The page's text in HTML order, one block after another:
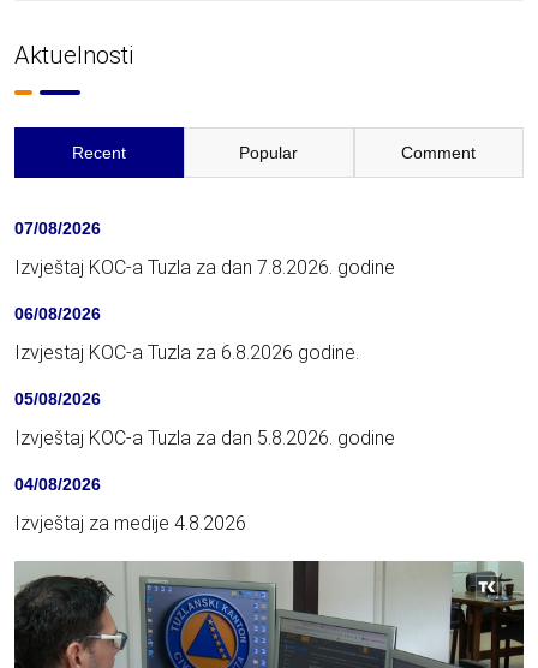
Aktuelnosti
Recent Popular Comment
07/08/2026
Izvještaj KOC-a Tuzla za dan 7.8.2026. godine
06/08/2026
Izvjestaj KOC-a Tuzla za 6.8.2026 godine.
05/08/2026
Izvještaj KOC-a Tuzla za dan 5.8.2026. godine
04/08/2026
Izvještaj za medije 4.8.2026